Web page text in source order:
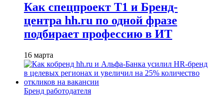
Как спецпроект T1 и Бренд-
центра hh.ru по одной фразе
подбирает профессию в ИТ
16 марта
Бренд работодателя